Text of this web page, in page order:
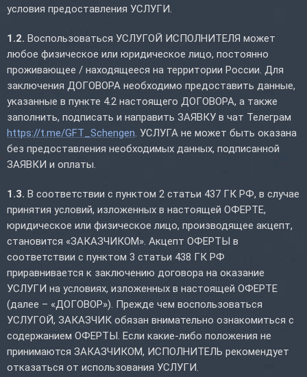
условия предоставления УСЛУГИ.
1.2. Воспользоваться УСЛУГОЙ ИСПОЛНИТЕЛЯ может
любое физическое или юридическое лицо, постоянно
проживающее / находящееся на территории России. Для
заключения ДОГОВОРА необходимо предоставить данные,
указанные в пункте 4.2 настоящего ДОГОВОРА, а также
заполнить, подписать и направить ЗАЯВКУ в чат Телеграм
https://t.me/GFT_Schengen. УСЛУГА не может быть оказана
без предоставления необходимых данных, подписанной
ЗАЯВКИ и оплаты.
1.3. В соответствии с пунктом 2 статьи 437 ГК РФ, в случае
принятия условий, изложенных в настоящей ОФЕРТЕ,
юридическое или физическое лицо, производящее акцепт,
становится «ЗАКАЗЧИКОМ». Акцепт ОФЕРТЫ в
соответствии с пунктом 3 статьи 438 ГК РФ
приравнивается к заключению договора на оказание
УСЛУГИ на условиях, изложенных в настоящей ОФЕРТЕ
(далее – «ДОГОВОР»). Прежде чем воспользоваться
УСЛУГОЙ, ЗАКАЗЧИК обязан внимательно ознакомиться с
содержанием ОФЕРТЫ. Если какие-либо положения не
принимаются ЗАКАЗЧИКОМ, ИСПОЛНИТЕЛЬ рекомендует
отказаться от использования УСЛУГИ.